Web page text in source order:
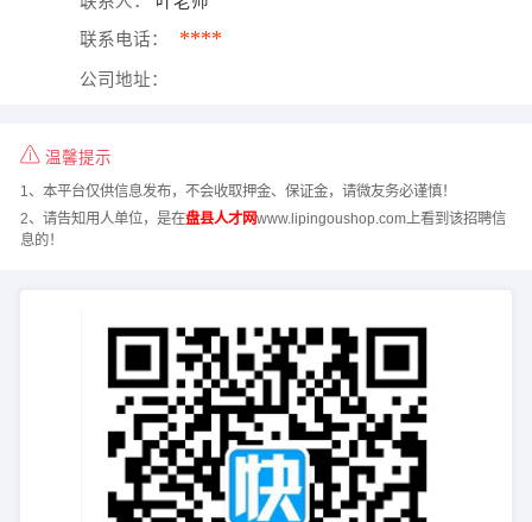
联系电话： ****
公司地址：
温馨提示
1、本平台仅供信息发布，不会收取押金、保证金，请微友务必谨慎！
2、请告知用人单位，是在盘县人才网www.lipingoushop.com上看到该招聘信
息的！